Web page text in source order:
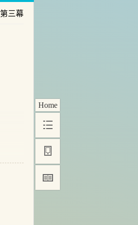
Home
第三幕